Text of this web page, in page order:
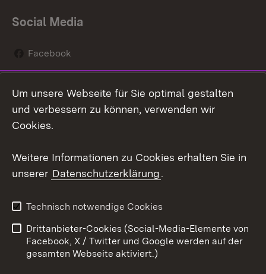
Social Media
Facebook
Social Wall
Youtube
Kontakt
Datenschutz
Barrierefreiheit
Impressum Cookies
Um unsere Webseite für Sie optimal gestalten
und verbessern zu können, verwenden wir
Cookies.
Weitere Informationen zu Cookies erhalten Sie in
unserer Datenschutzerklärung.
Technisch notwendige Cookies
Drittanbieter-Cookies (Social-Media-Elemente von
Facebook, X / Twitter und Google werden auf der
gesamten Webseite aktiviert.)